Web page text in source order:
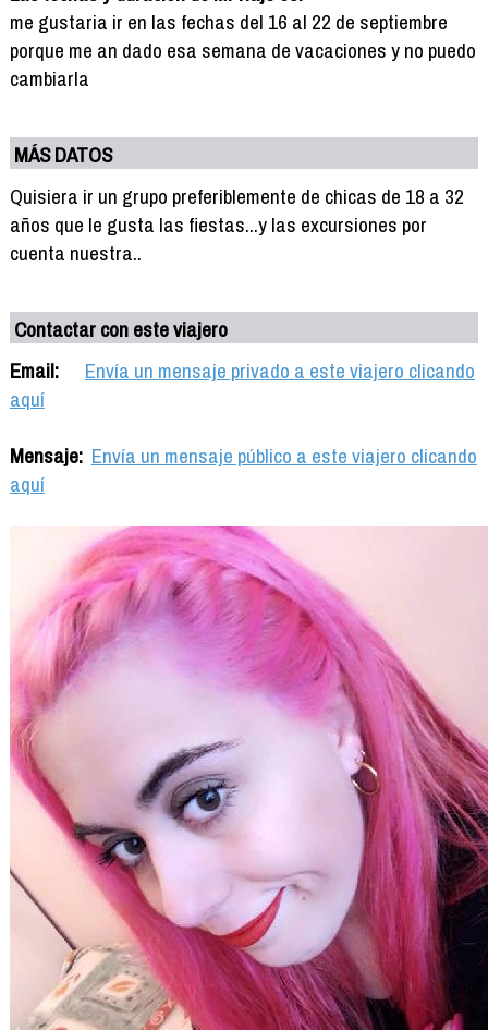
me gustaria ir en las fechas del 16 al 22 de septiembre
porque me an dado esa semana de vacaciones y no puedo
cambiarla
MÁS DATOS
Quisiera ir un grupo preferiblemente de chicas de 18 a 32
años que le gusta las fiestas...y las excursiones por
cuenta nuestra..
Contactar con este viajero
Email:
Envía un mensaje privado a este viajero clicando
aquí
Mensaje: Envía un mensaje público a este viajero clicando
aquí